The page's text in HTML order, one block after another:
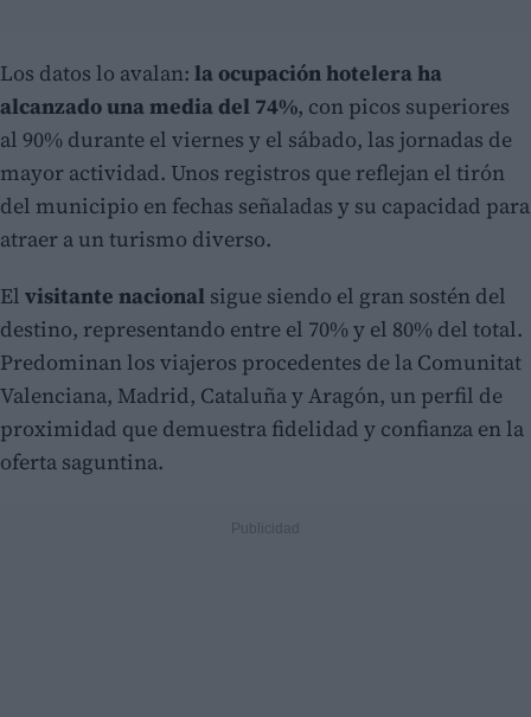
Los datos lo avalan: la ocupación hotelera ha
alcanzado una media del 74%, con picos superiores
al 90% durante el viernes y el sábado, las jornadas de
mayor actividad. Unos registros que reflejan el tirón
del municipio en fechas señaladas y su capacidad para
atraer a un turismo diverso.
El visitante nacional sigue siendo el gran sostén del
destino, representando entre el 70% y el 80% del total.
Predominan los viajeros procedentes de la Comunitat
Valenciana, Madrid, Cataluña y Aragón, un perfil de
proximidad que demuestra fidelidad y confianza en la
oferta saguntina.